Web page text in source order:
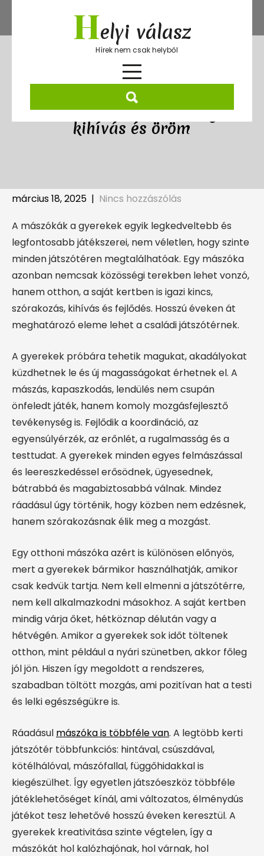
content
Helyi válasz
Hírek nem csak helyből
A mászóka varázsa: mozgás,
kihívás és öröm
március 18, 2025 | Nincs hozzászólás
A mászókák a gyerekek egyik legkedveltebb és
legfontosabb játékszerei, nem véletlen, hogy szinte
minden játszótéren megtalálhatóak. Egy mászóka
azonban nemcsak közösségi terekben lehet vonzó,
hanem otthon, a saját kertben is igazi kincs,
szórakozás, kihívás és fejlődés. Hosszú éveken át
meghatározó eleme lehet a családi játszótérnek.
A gyerekek próbára tehetik magukat, akadályokat
küzdhetnek le és új magasságokat érhetnek el. A
mászás, kapaszkodás, lendülés nem csupán
önfeledt játék, hanem komoly mozgásfejlesztő
tevékenység is. Fejlődik a koordináció, az
egyensúlyérzék, az erőnlét, a rugalmasság és a
testtudat. A gyerekek minden egyes felmászással
és leereszkedéssel erősödnek, ügyesednek,
bátrabbá és magabiztosabbá válnak. Mindez
ráadásul úgy történik, hogy közben nem edzésnek,
hanem szórakozásnak élik meg a mozgást.
Egy otthoni mászóka azért is különösen előnyös,
mert a gyerekek bármikor használhatják, amikor
csak kedvük tartja. Nem kell elmenni a játszótérre,
nem kell alkalmazkodni másokhoz. A saját kertben
mindig várja őket, hétköznap délután vagy a
hétvégén. Amikor a gyerekek sok időt töltenek
otthon, mint például a nyári szünetben, akkor főleg
jól jön. Hiszen így megoldott a rendszeres,
szabadban töltött mozgás, ami pozitívan hat a testi
és lelki egészségükre is.
Ráadásul mászóka is többféle van. A legtöbb kerti
játszótér többfunkciós: hintával, csúszdával,
kötélhálóval, mászófallal, függőhidakkal is
kiegészülhet. Így egyetlen játszóeszköz többféle
játéklehetőséget kínál, ami változatos, élménydús
játékot tesz lehetővé hosszú éveken keresztül. A
gyerekek kreativitása szinte végtelen, így a
mászókát hol kalózhajónak, hol várnak, hol